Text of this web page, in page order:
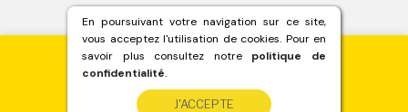
En poursuivant votre navigation sur ce site,
vous acceptez l'utilisation de cookies. Pour en
savoir plus consultez notre politique de
confidentialité.
J'ACCEPTE
Besoin de béton ?